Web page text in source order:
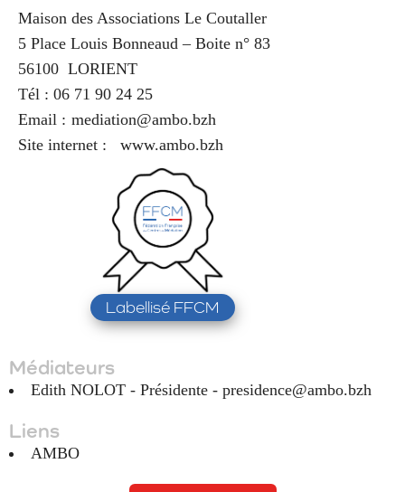
Maison des Associations Le Coutaller
5 Place Louis Bonneaud – Boite n° 83
56100 LORIENT
Tél : 06 71 90 24 25
Email : mediation@ambo.bzh
Site internet :
www.ambo.bzh
Labellisé FFCM
Médiateurs
Edith NOLOT - Présidente - presidence@ambo.bzh
Liens
AMBO